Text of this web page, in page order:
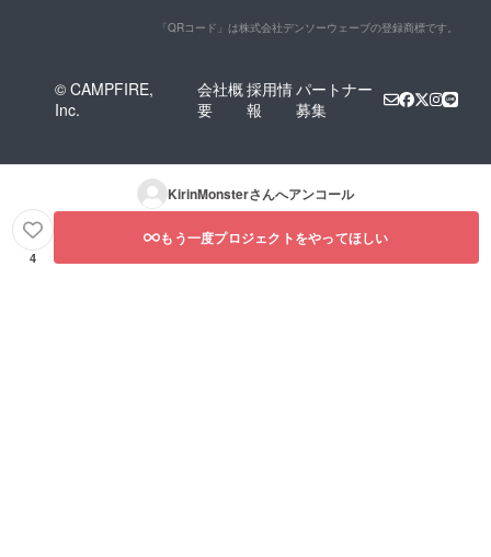
「QRコード」は株式会社デンソーウェーブの登録商標です。
© CAMPFIRE,
Inc.
会社概
要
採用情
報
パートナー
募集
KirinMonsterさんへアンコール
4
もう一度プロジェクトをやってほしい